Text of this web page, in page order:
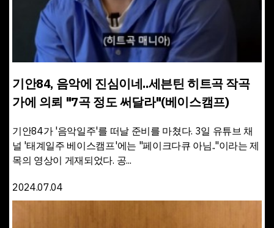
기안84, 음악에 진심이네..세븐틴 히트곡 작곡
가에 의뢰 "7곡 정도 써달라"(베이스캠프)
기안84가 '음악일주'를 떠날 준비를 마쳤다. 3일 유튜브 채
널 '태계일주 베이스캠프'에는 "페이크다큐 아님.."이라는 제
목의 영상이 게재되었다. 공...
2024.07.04